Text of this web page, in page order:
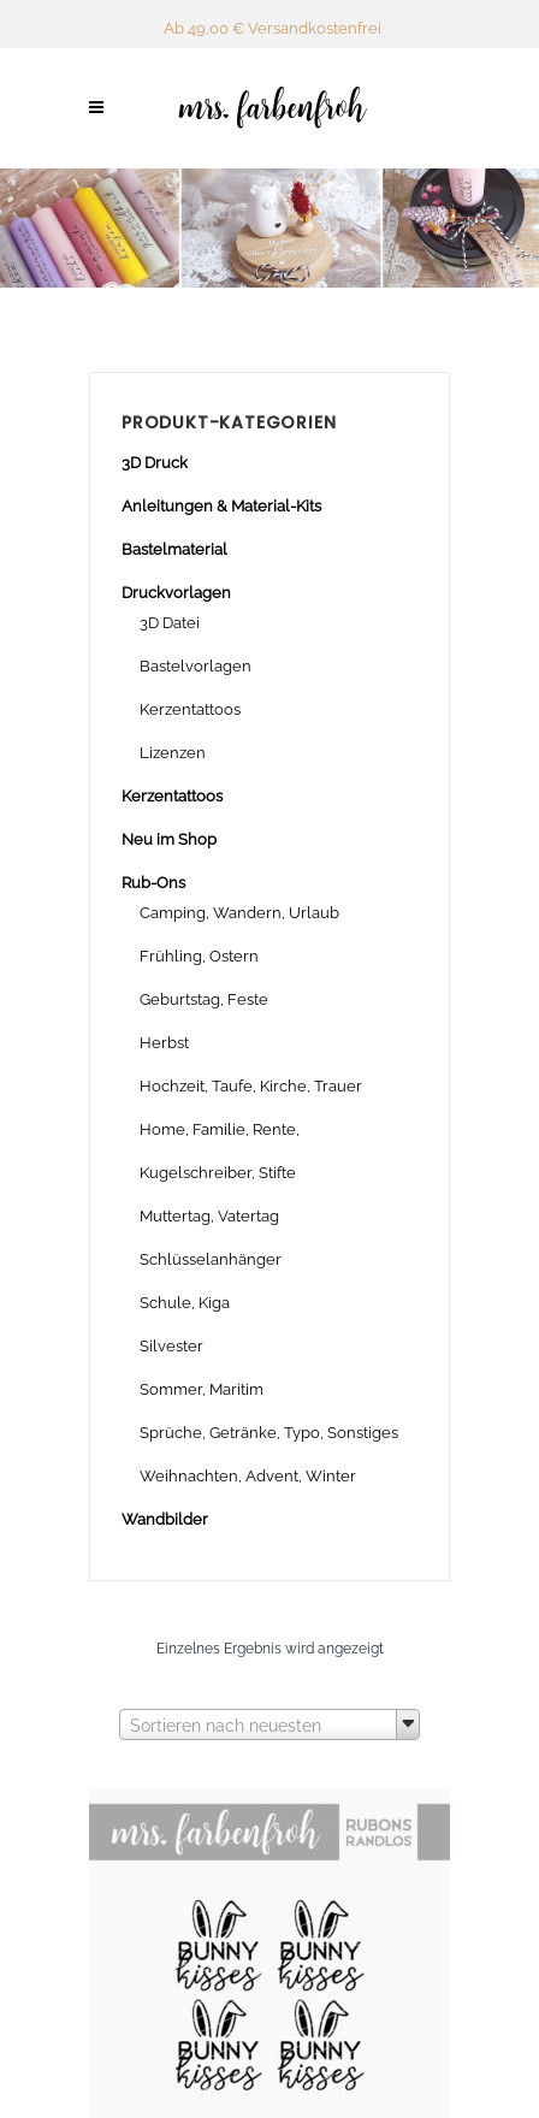
Ab 49,00 € Versandkostenfrei
PRODUKT-KATEGORIEN
3D Druck
Anleitungen & Material-Kits
Bastelmaterial
Druckvorlagen
3D Datei
Bastelvorlagen
Kerzentattoos
Lizenzen
Kerzentattoos
Neu im Shop
Rub-Ons
Camping, Wandern, Urlaub
Frühling, Ostern
Geburtstag, Feste
Herbst
Hochzeit, Taufe, Kirche, Trauer
Home, Familie, Rente,
Kugelschreiber, Stifte
Muttertag, Vatertag
Schlüsselanhänger
Schule, Kiga
Silvester
Sommer, Maritim
Sprüche, Getränke, Typo, Sonstiges
Weihnachten, Advent, Winter
Wandbilder
Einzelnes Ergebnis wird angezeigt
Sortieren nach neuesten